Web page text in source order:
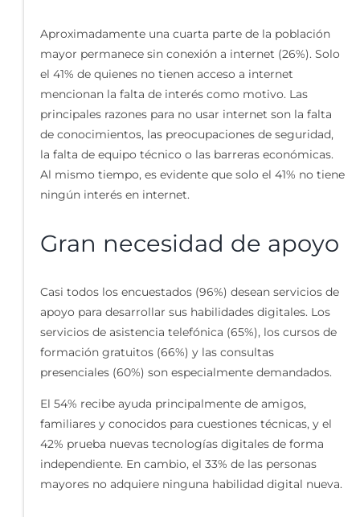
Aproximadamente una cuarta parte de la población
mayor permanece sin conexión a internet (26%). Solo
el 41% de quienes no tienen acceso a internet
mencionan la falta de interés como motivo. Las
principales razones para no usar internet son la falta
de conocimientos, las preocupaciones de seguridad,
la falta de equipo técnico o las barreras económicas.
Al mismo tiempo, es evidente que solo el 41% no tiene
ningún interés en internet.
Gran necesidad de apoyo
Casi todos los encuestados (96%) desean servicios de
apoyo para desarrollar sus habilidades digitales. Los
servicios de asistencia telefónica (65%), los cursos de
formación gratuitos (66%) y las consultas
presenciales (60%) son especialmente demandados.
El 54% recibe ayuda principalmente de amigos,
familiares y conocidos para cuestiones técnicas, y el
42% prueba nuevas tecnologías digitales de forma
independiente. En cambio, el 33% de las personas
mayores no adquiere ninguna habilidad digital nueva.